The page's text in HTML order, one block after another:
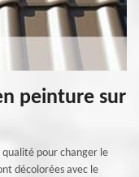
peinture sur
qualité pour changer le
décolorées avec le